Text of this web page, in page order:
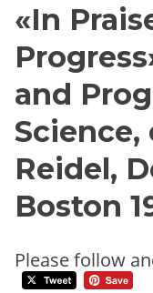
«In
and
Science,
Reidel,
Boston
Please follow